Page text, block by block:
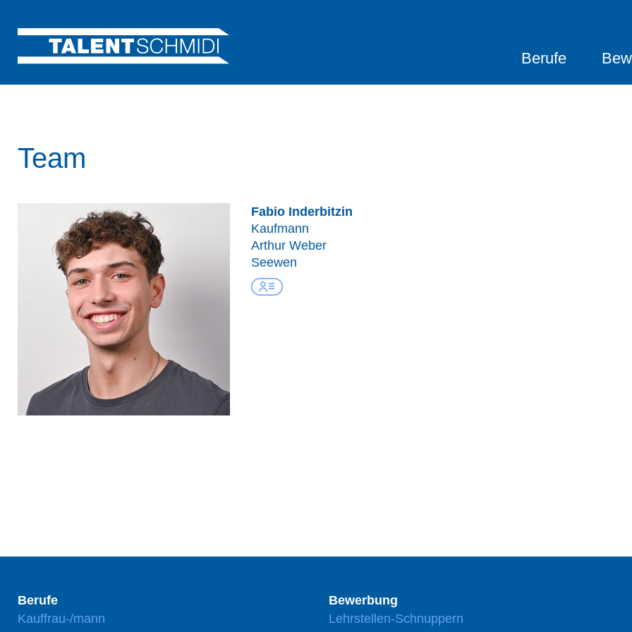
Berufe
Team
Fabio Inderbitzin
Kaufmann
Arthur Weber
Seewen
Berufe
Kauffrau-/mann
Bewerbung
Lehrstellen-Schnuppern